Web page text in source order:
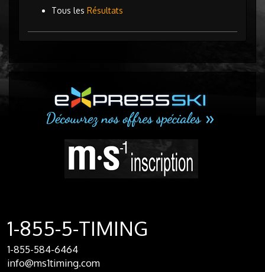
Tous les Résultats
1-855-5-TIMING
1-855-584-6464
info@ms1timing.com